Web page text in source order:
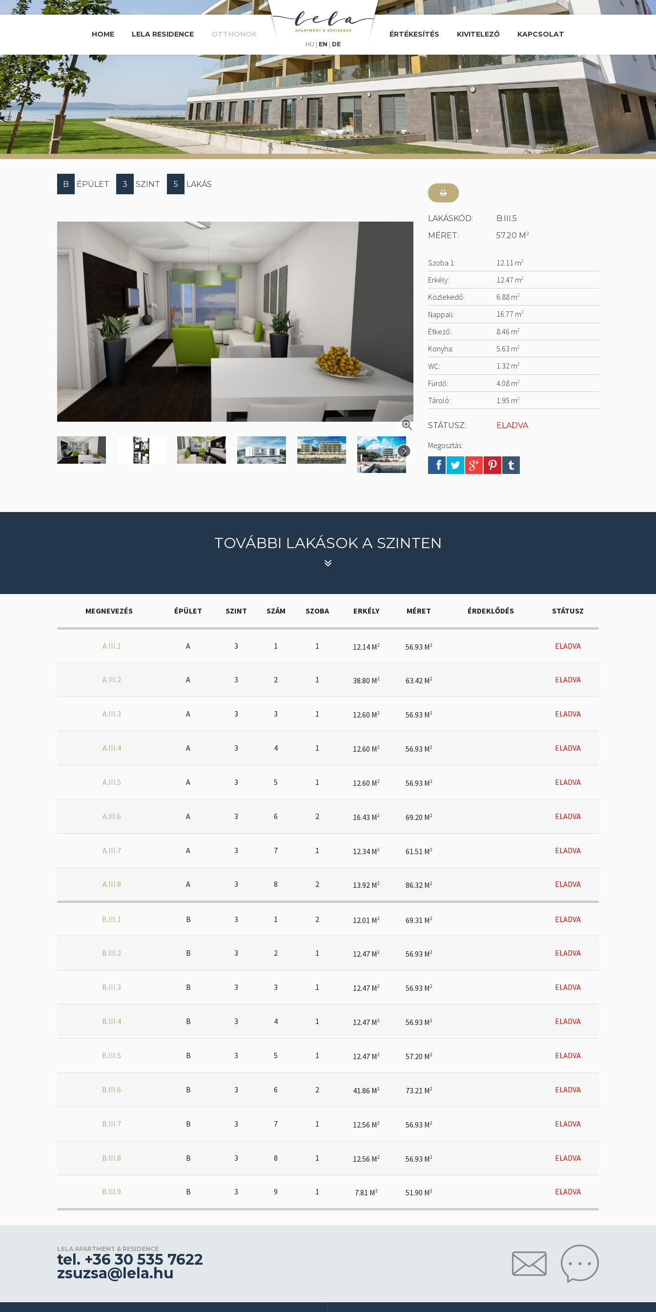
HOME LELA RESIDENCE OTTHONOK
HU EN DE
ÉRTÉKESÍTÉS KIVITELEZŐ KAPCSOLAT
B ÉPÜLET 3 SZINT 5 LAKÁS
LAKÁSKÓD:
B.III.5
MÉRET:
57.20 M 2
Szoba 1: 12.11 m2
Erkély: 12.47 m2
Közlekedő: 6.88 m2
Nappali: 16.77 m2
Étkező: 8.46 m2
Konyha: 5.63 m2
WC: 1.32 m2
Fürdő: 4.08 m2
Tároló: 1.95 m2
STÁTUSZ: ELADVA
Megosztás:
TOVÁBBI LAKÁSOK A SZINTEN
MEGNEVEZÉS ÉPÜLET SZINT SZÁM SZOBA ERKÉLY MÉRET ÉRDEKLŐDÉS STÁTUSZ
A.III.1 A 3 1 1 12.14 M2 56.93 M2 ELADVA
A.III.2 A 3 2 1 38.80 M2 63.42 M2 ELADVA
A.III.3 A 3 3 1 12.60 M2 56.93 M2 ELADVA
A.III.4 A 3 4 1 12.60 M2 56.93 M2 ELADVA
A.III.5 A 3 5 1 12.60 M2 56.93 M2 ELADVA
A.III.6 A 3 6 2 16.43 M2 69.20 M2 ELADVA
A.III.7 A 3 7 1 12.34 M2 61.51 M2 ELADVA
A.III.8 A 3 8 2 13.92 M2 86.32 M2 ELADVA
B.III.1 B 3 1 2 12.01 M2 69.31 M2 ELADVA
B.III.2 B 3 2 1 12.47 M2 56.93 M2 ELADVA
B.III.3 B 3 3 1 12.47 M2 56.93 M2 ELADVA
B.III.4 B 3 4 1 12.47 M2 56.93 M2 ELADVA
B.III.5 B 3 5 1 12.47 M2 57.20 M2 ELADVA
B.III.6 B 3 6 2 41.86 M2 73.21 M2 ELADVA
B.III.7 B 3 7 1 12.56 M2 56.93 M2 ELADVA
B.III.8 B 3 8 1 12.56 M2 56.93 M2 ELADVA
B.III.9 B 3 9 1 7.81 M2 51.90 M2 ELADVA
LELA APARTMENT & RESIDENCE
tel. +36 30 535 7622
zsuzsa@lela.hu